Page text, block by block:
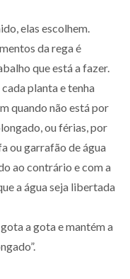
elas escolhem.
da rega é
que está a fazer.
planta e tenha
quando não está por
ou férias, por
ou garrafão de água
ao contrário e com a
a água seja libertada
a gota e mantém a